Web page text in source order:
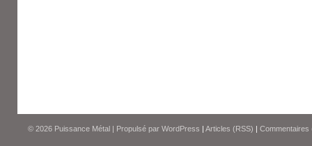
© 2026 Puissance Métal | Propulsé par WordPress | Articles (RSS) | Commentaires